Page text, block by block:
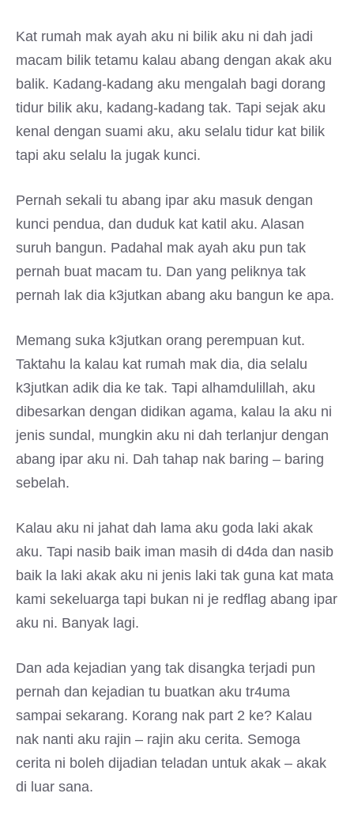
Kat rumah mak ayah aku ni bilik aku ni dah jadi
macam bilik tetamu kalau abang dengan akak aku
balik. Kadang-kadang aku mengalah bagi dorang
tidur bilik aku, kadang-kadang tak. Tapi sejak aku
kenal dengan suami aku, aku selalu tidur kat bilik
tapi aku selalu la jugak kunci.
Pernah sekali tu abang ipar aku masuk dengan
kunci pendua, dan duduk kat katil aku. Alasan
suruh bangun. Padahal mak ayah aku pun tak
pernah buat macam tu. Dan yang peliknya tak
pernah lak dia k3jutkan abang aku bangun ke apa.
Memang suka k3jutkan orang perempuan kut.
Taktahu la kalau kat rumah mak dia, dia selalu
k3jutkan adik dia ke tak. Tapi alhamdulillah, aku
dibesarkan dengan didikan agama, kalau la aku ni
jenis sundal, mungkin aku ni dah terlanjur dengan
abang ipar aku ni. Dah tahap nak baring – baring
sebelah.
Kalau aku ni jahat dah lama aku goda laki akak
aku. Tapi nasib baik iman masih di d4da dan nasib
baik la laki akak aku ni jenis laki tak guna kat mata
kami sekeluarga tapi bukan ni je redflag abang ipar
aku ni. Banyak lagi.
Dan ada kejadian yang tak disangka terjadi pun
pernah dan kejadian tu buatkan aku tr4uma
sampai sekarang. Korang nak part 2 ke? Kalau
nak nanti aku rajin – rajin aku cerita. Semoga
cerita ni boleh dijadian teladan untuk akak – akak
di luar sana.